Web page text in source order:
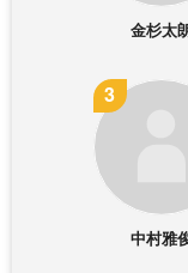
金杉太
中村雅